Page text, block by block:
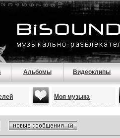
Альбомы Видеоклипы
Моя музыка